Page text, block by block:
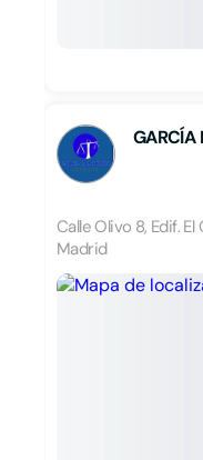
GARCÍA
Calle Olivo 8, Edif.
Madrid